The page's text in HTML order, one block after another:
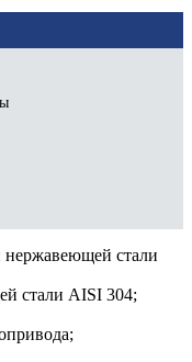
нержавеющей стали
стали AISI 304;